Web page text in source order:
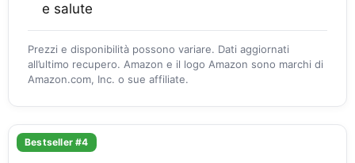
e salute
Prezzi e disponibilità possono variare. Dati aggiornati
all’ultimo recupero. Amazon e il logo Amazon sono marchi di
Amazon.com, Inc. o sue affiliate.
Bestseller #4